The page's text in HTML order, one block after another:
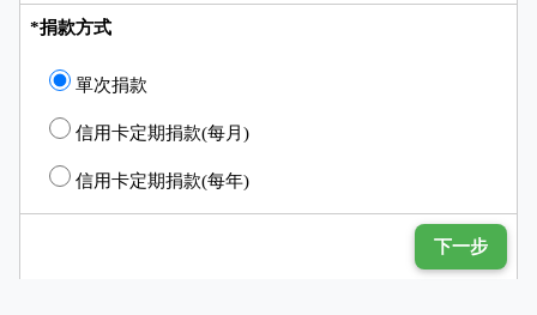
*捐款方式
單次捐款
信用卡定期捐款(每月)
信用卡定期捐款(每年)
下一步